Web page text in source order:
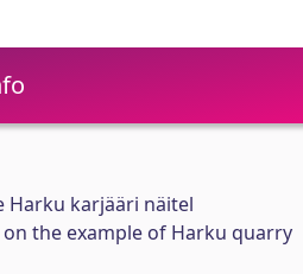
Harku karjääri näitel
the example of Harku quarry